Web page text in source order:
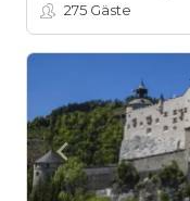
275 Gäste